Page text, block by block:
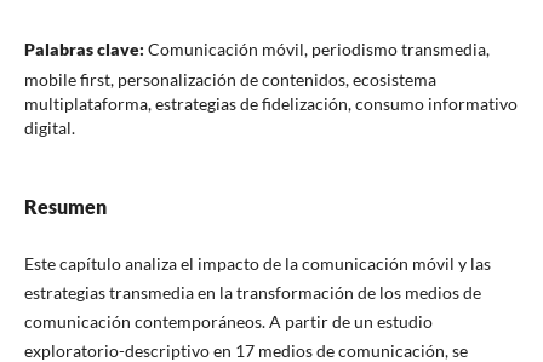
Palabras clave: Comunicación móvil, periodismo transmedia,
mobile first, personalización de contenidos, ecosistema
multiplataforma, estrategias de fidelización, consumo informativo
digital.
Resumen
Este capítulo analiza el impacto de la comunicación móvil y las
estrategias transmedia en la transformación de los medios de
comunicación contemporáneos. A partir de un estudio
exploratorio-descriptivo en 17 medios de comunicación, se